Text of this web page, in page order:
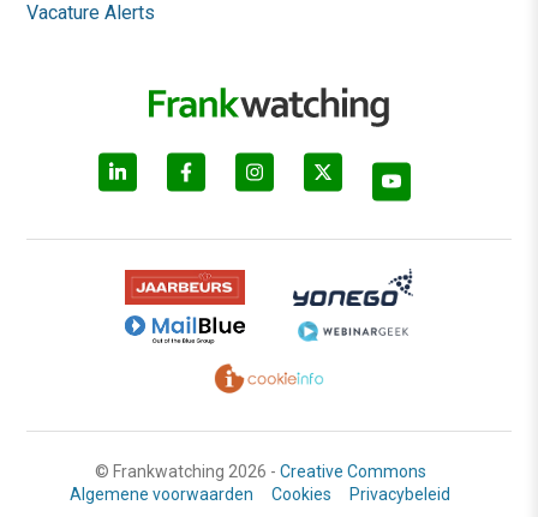
Vacature Alerts
© Frankwatching 2026 - Creative Commons
Algemene voorwaarden
Cookies Privacybeleid